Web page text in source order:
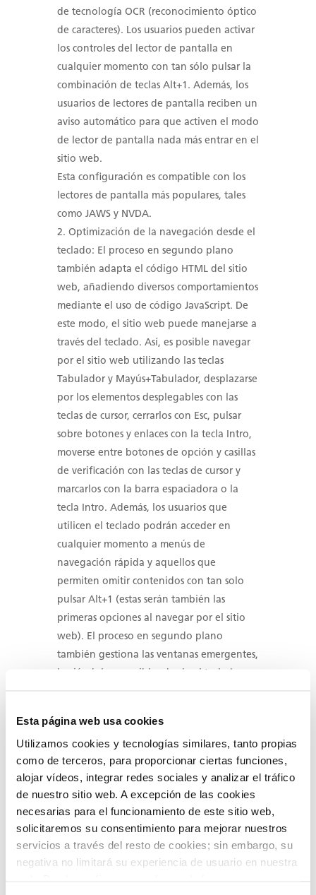
Esta página web usa cookies
Utilizamos cookies y tecnologías similares, tanto propias
como de terceros, para proporcionar ciertas funciones,
alojar vídeos, integrar redes sociales y analizar el tráfico
de nuestro sitio web. A excepción de las cookies
necesarias para el funcionamiento de este sitio web,
solicitaremos su consentimiento para mejorar nuestros
servicios a través del resto de cookies; sin embargo, su
negativa no limitará su experiencia de usuario en nuestra
de tecnología OCR (reconocimiento óptico
de caracteres). Los usuarios pueden activar
los controles del lector de pantalla en
cualquier momento con tan sólo pulsar la
combinación de teclas Alt+1. Además, los
usuarios de lectores de pantalla reciben un
aviso automático para que activen el modo
de lector de pantalla nada más entrar en el
sitio web.
Esta configuración es compatible con los
lectores de pantalla más populares, tales
como JAWS y NVDA.
Optimización de la navegación desde el
teclado: El proceso en segundo plano
también adapta el código HTML del sitio
web, añadiendo diversos comportamientos
mediante el uso de código JavaScript. De
este modo, el sitio web puede manejarse a
través del teclado. Así, es posible navegar
por el sitio web utilizando las teclas
Tabulador y Mayús+Tabulador, desplazarse
por los elementos desplegables con las
teclas de cursor, cerrarlos con Esc, pulsar
sobre botones y enlaces con la tecla Intro,
moverse entre botones de opción y casillas
de verificación con las teclas de cursor y
marcarlos con la barra espaciadora o la
tecla Intro. Además, los usuarios que
utilicen el teclado podrán acceder en
cualquier momento a menús de
navegación rápida y aquellos que
permiten omitir contenidos con tan solo
pulsar Alt+1 (estas serán también las
primeras opciones al navegar por el sitio
web). El proceso en segundo plano
también gestiona las ventanas emergentes,
Los usuarios también pueden utilizar
atajos de teclado pulsando en teclas tales
como “M” (para los menús), “H”
(encabezados), “F” (formularios), “B”
(botones) y “G” (gráficos) a fin de acceder
directamente a elementos específicos.
Perfiles de discapacidad
compatibles con nuestro sitio web